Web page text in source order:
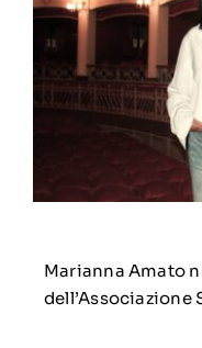
Marianna Amato
dell’Associazione